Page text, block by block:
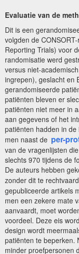
Evaluatie van de
Dit is een
volgden de
Reporting Trials) voor
randomisatie werd
versus niet-
ingrepen), geslacht en
gerandomiseerde
patiënten bleven er
patiënten niet meer in
aan gegevens of het
patiënten hadden in
men naast de per-
van de vragenlijsten
slechts 970 tijdens de
De auteurs hebben
zonder dit te
gepubliceerde artikels
men een zekere mate
aanvaardt, moet
voordeel. Deze eis
design wordt
patiënten te beperken.
minder proefpersonen